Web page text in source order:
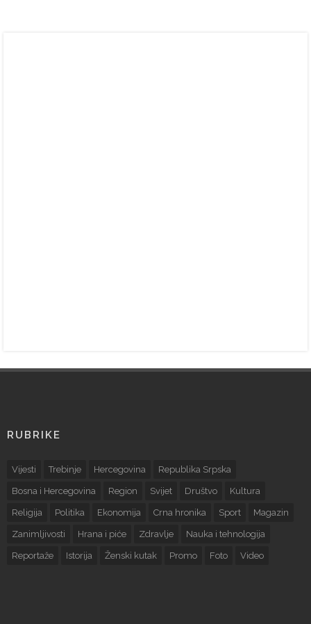
RUBRIKE
Vijesti Trebinje Hercegovina Republika Srpska
Bosna i Hercegovina Region Svijet Društvo Kultura
Religija Politika Ekonomija Crna hronika Sport Magazin
Zanimljivosti Hrana i piće Zdravlje Nauka i tehnologija
Reportaže Istorija Ženski kutak Promo Foto Video